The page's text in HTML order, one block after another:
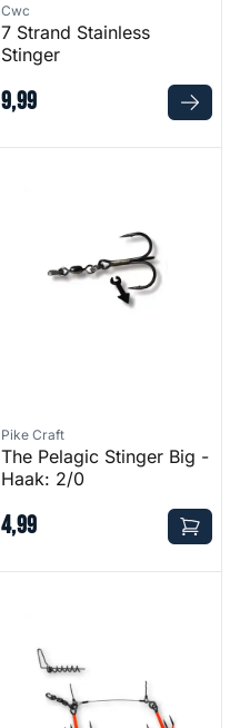
Cwc
7 Strand Stainless
Stinger
9,99
Pike Craft
The Pelagic Stinger Big -
Haak: 2/0
4,99